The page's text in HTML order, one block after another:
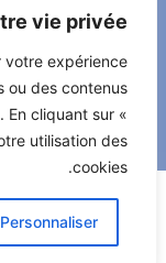
vie privée.
votre expérience
ou des contenus
En cliquant sur «
utilisation des
cookies.
Personnaliser
جميع الحقوق
طور من طرف